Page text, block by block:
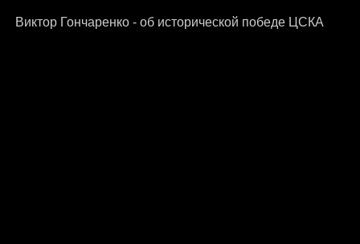
Виктор Гончаренко - об исторической победе ЦСКА